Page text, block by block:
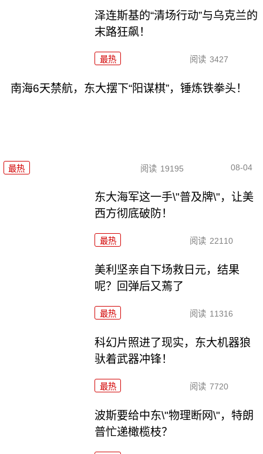
泽连斯基的“清场行动”与乌克兰的
末路狂飙！
最热 阅读 3427
南海6天禁航，东大摆下“阳谋棋”，锤炼铁拳头！
最热 阅读 19195 08-04
东大海军这一手\"普及牌\"，让美
西方彻底破防！
最热 阅读 22110
美利坚亲自下场救日元，结果
呢？回弹后又蔫了
最热 阅读 11316
科幻片照进了现实，东大机器狼
驮着武器冲锋！
最热 阅读 7720
波斯要给中东\"物理断网\"，特朗
普忙递橄榄枝？